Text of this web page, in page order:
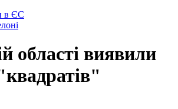
в ЄС
області виявили